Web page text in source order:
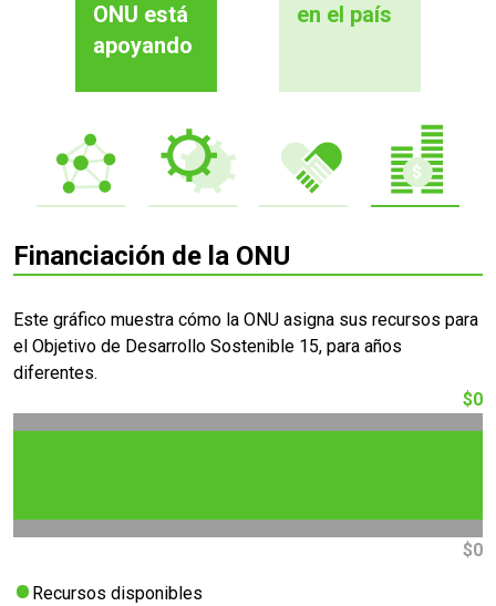
ONU está
apoyando
en el país
Financiación de la ONU
Este gráfico muestra cómo la ONU asigna sus recursos para
el Objetivo de Desarrollo Sostenible 15, para años
diferentes.
$0
$0
Recursos disponibles